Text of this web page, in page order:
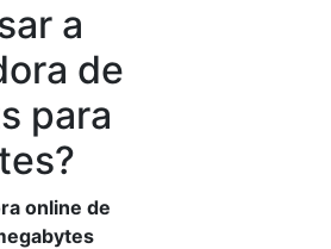
a
de
para
online de